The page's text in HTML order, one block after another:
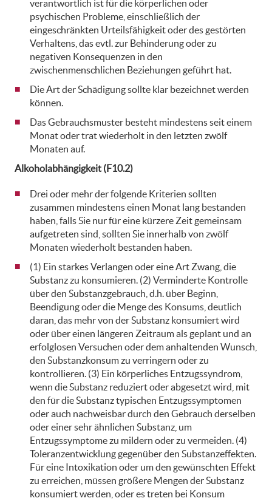
verantwortlich ist für die körperlichen oder
psychischen Probleme, einschließlich der
eingeschränkten Urteilsfähigkeit oder des gestörten
Verhaltens, das evtl. zur Behinderung oder zu
negativen Konsequenzen in den
zwischenmenschlichen Beziehungen geführt hat.
Die Art der Schädigung sollte klar bezeichnet werden
können.
Das Gebrauchsmuster besteht mindestens seit einem
Monat oder trat wiederholt in den letzten zwölf
Monaten auf.
Alkoholabhängigkeit (F10.2)
Drei oder mehr der folgende Kriterien sollten
zusammen mindestens einen Monat lang bestanden
haben, falls Sie nur für eine kürzere Zeit gemeinsam
aufgetreten sind, sollten Sie innerhalb von zwölf
Monaten wiederholt bestanden haben.
(1) Ein starkes Verlangen oder eine Art Zwang, die
Substanz zu konsumieren. (2) Verminderte Kontrolle
über den Substanzgebrauch, d.h. über Beginn,
Beendigung oder die Menge des Konsums, deutlich
daran, das mehr von der Substanz konsumiert wird
oder über einen längeren Zeitraum als geplant und an
erfolglosen Versuchen oder dem anhaltenden Wunsch,
den Substanzkonsum zu verringern oder zu
kontrollieren. (3) Ein körperliches Entzugssyndrom,
wenn die Substanz reduziert oder abgesetzt wird, mit
den für die Substanz typischen Entzugssymptomen
oder auch nachweisbar durch den Gebrauch derselben
oder einer sehr ähnlichen Substanz, um
Entzugssymptome zu mildern oder zu vermeiden. (4)
Toleranzentwicklung gegenüber den Substanzeffekten.
Für eine Intoxikation oder um den gewünschten Effekt
zu erreichen, müssen größere Mengen der Substanz
konsumiert werden, oder es treten bei Konsum